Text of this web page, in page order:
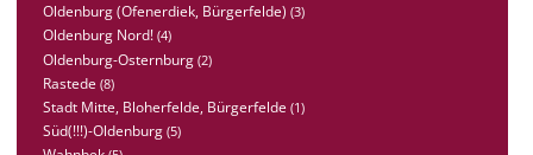
Oldenburg (Ofenerdiek, Bürgerfelde) (3)
Oldenburg Nord! (4)
Oldenburg-Osternburg (2)
Rastede (8)
Stadt Mitte, Bloherfelde, Bürgerfelde (1)
Süd(!!!)-Oldenburg (5)